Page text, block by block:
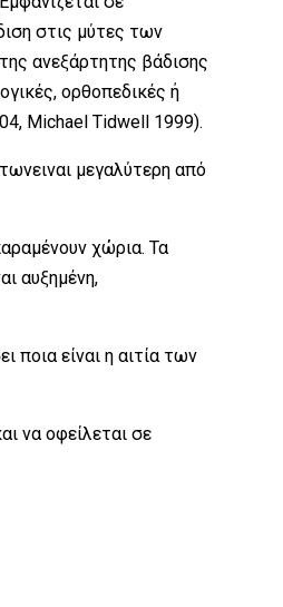
στις μύτες των
ανεξάρτητης βάδισης
ορθοπεδικές ή
Michael Tidwell 1999).
μεγαλύτερη από
χώρια. Τα
αυξημένη,
ποια είναι η αιτία των
να οφείλεται σε